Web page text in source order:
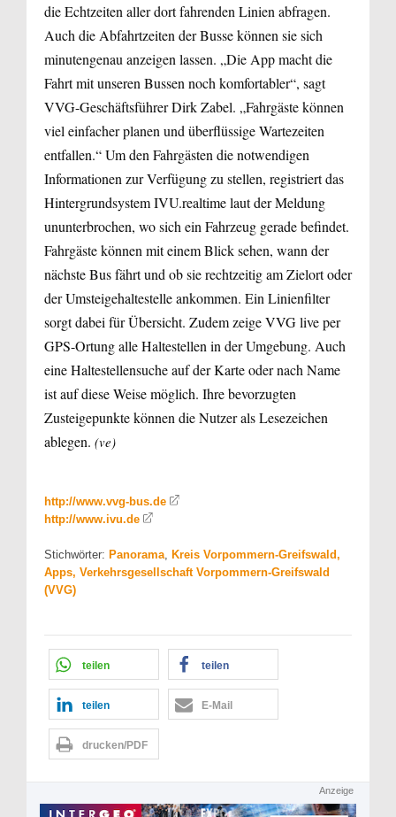
die Echtzeiten aller dort fahrenden Linien abfragen.
Auch die Abfahrtzeiten der Busse können sie sich
minutengenau anzeigen lassen. „Die App macht die
Fahrt mit unseren Bussen noch komfortabler“, sagt
VVG-Geschäftsführer Dirk Zabel. „Fahrgäste können
viel einfacher planen und überflüssige Wartezeiten
entfallen.“ Um den Fahrgästen die notwendigen
Informationen zur Verfügung zu stellen, registriert das
Hintergrundsystem IVU.realtime laut der Meldung
ununterbrochen, wo sich ein Fahrzeug gerade befindet.
Fahrgäste können mit einem Blick sehen, wann der
nächste Bus fährt und ob sie rechtzeitig am Zielort oder
der Umsteigehaltestelle ankommen. Ein Linienfilter
sorgt dabei für Übersicht. Zudem zeige VVG live per
GPS-Ortung alle Haltestellen in der Umgebung. Auch
eine Haltestellensuche auf der Karte oder nach Name
ist auf diese Weise möglich. Ihre bevorzugten
Zusteigepunkte können die Nutzer als Lesezeichen
ablegen. (ve)
http://www.vvg-bus.de
http://www.ivu.de
Stichwörter: Panorama
Kreis Vorpommern-Greifswald,
Apps, Verkehrsgesellschaft Vorpommern-Greifswald
(VVG)
teilen teilen
teilen E-Mail
drucken/PDF
Anzeige